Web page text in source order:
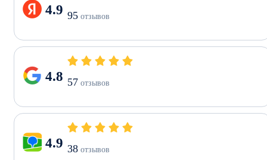
4.9 95 отзывов
4.8 57 отзывов
4.9 38 отзывов